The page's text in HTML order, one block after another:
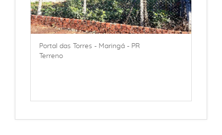
Portal das Torres - Maringá - PR
Terreno